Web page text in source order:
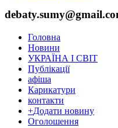
Головна
Новини
УКРАЇНА І СВІТ
Публікації
афіша
Карикатури
контакти
+Додати новину
Оголошення